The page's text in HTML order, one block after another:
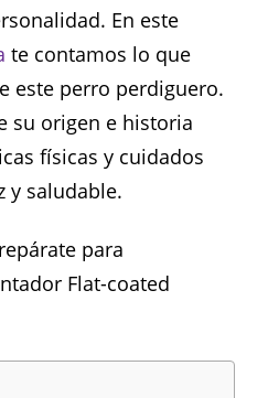
En este
te contamos lo que
este perro perdiguero.
su origen e historia
físicas y cuidados
y saludable.
para
Flat-coated